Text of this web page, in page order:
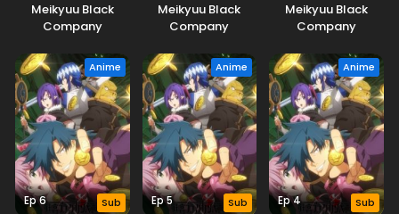
Meikyuu Black
Company
Meikyuu Black
Company
Meikyuu Black
Company
Anime
Ep 6 Sub
Anime
Ep 5 Sub
Anime
Ep 4 Sub